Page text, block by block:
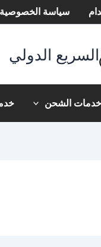
سياسة الخصوصية
السريع الدولي
خدمات الشحن